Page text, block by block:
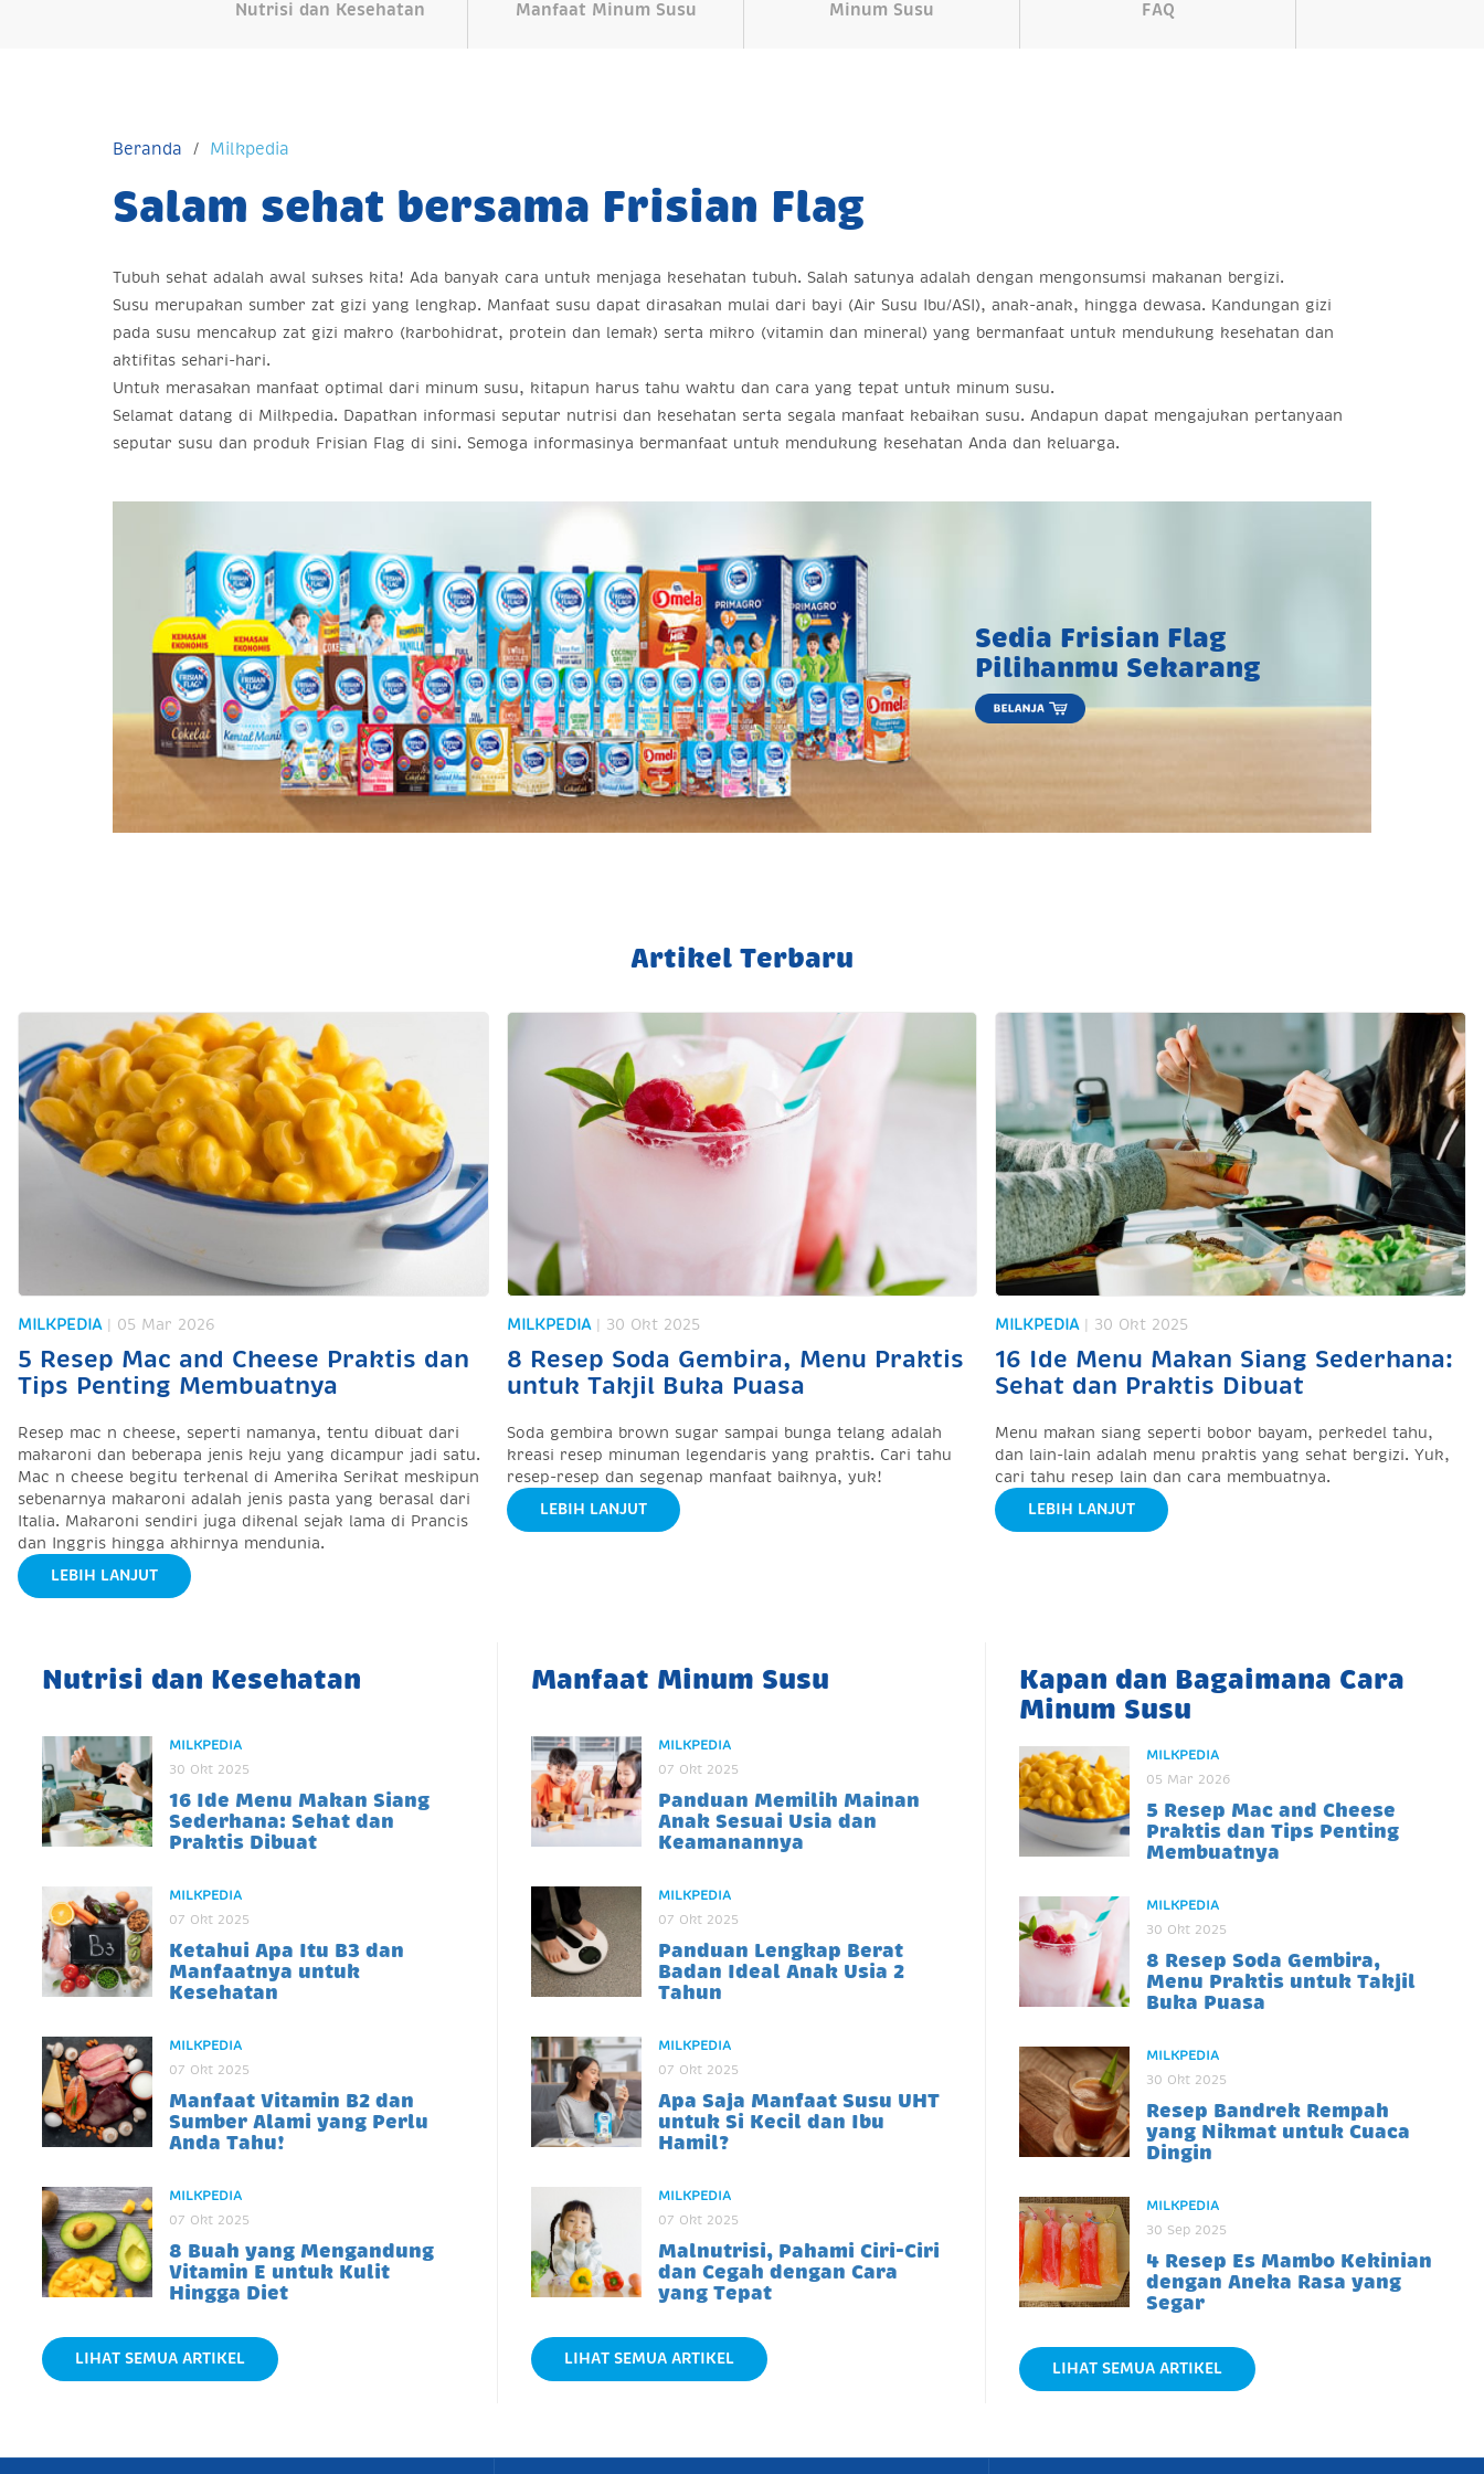
Nutrisi dan Kesehatan Manfaat Minum Susu Minum Susu FAQ
Beranda Milkpedia
Salam sehat bersama Frisian Flag
Tubuh sehat adalah awal sukses kita! Ada banyak cara untuk menjaga kesehatan tubuh. Salah satunya adalah dengan mengonsumsi makanan bergizi.
Susu merupakan sumber zat gizi yang lengkap. Manfaat susu dapat dirasakan mulai dari bayi (Air Susu Ibu/ASI), anak-anak, hingga dewasa. Kandungan gizi
pada susu mencakup zat gizi makro (karbohidrat, protein dan lemak) serta mikro (vitamin dan mineral) yang bermanfaat untuk mendukung kesehatan dan
aktifitas sehari-hari.
Untuk merasakan manfaat optimal dari minum susu, kitapun harus tahu waktu dan cara yang tepat untuk minum susu.
Selamat datang di Milkpedia. Dapatkan informasi seputar nutrisi dan kesehatan serta segala manfaat kebaikan susu. Andapun dapat mengajukan pertanyaan
seputar susu dan produk Frisian Flag di sini. Semoga informasinya bermanfaat untuk mendukung kesehatan Anda dan keluarga.
Sedia Frisian Flag
Pilihanmu Sekarang
Artikel Terbaru
MILKPEDIA | 05 Mar 2026
5 Resep Mac and Cheese Praktis dan
Tips Penting Membuatnya
Resep mac n cheese, seperti namanya, tentu dibuat dari
makaroni dan beberapa jenis keju yang dicampur jadi satu.
Mac n cheese begitu terkenal di Amerika Serikat meskipun
sebenarnya makaroni adalah jenis pasta yang berasal dari
Italia. Makaroni sendiri juga dikenal sejak lama di Prancis
dan Inggris hingga akhirnya mendunia.
LEBIH LANJUT
MILKPEDIA| 30 Okt 2025
8 Resep Soda Gembira, Menu Praktis
untuk Takjil Buka Puasa
Soda gembira brown sugar sampai bunga telang adalah
kreasi resep minuman legendaris yang praktis. Cari tahu
resep-resep dan segenap manfaat baiknya, yuk!
LEBIH LANJUT
MILKPEDIA | 30 Okt 2025
16 Ide Menu Makan Siang Sederhana:
Sehat dan Praktis Dibuat
Menu makan siang seperti bobor bayam, perkedel tahu,
dan lain-lain adalah menu praktis yang sehat bergizi. Yuk,
cari tahu resep lain dan cara membuatnya.
LEBIH LANJUT
Nutrisi dan Kesehatan
MILKPEDIA
30 Okt 2025
16 Ide Menu Makan Siang
Sederhana: Sehat dan
Praktis Dibuat
MILKPEDIA
07 Okt 2025
Ketahui Apa Itu B3 dan
Manfaatnya untuk
Kesehatan
MILKPEDIA
07 Okt 2025
Manfaat Vitamin B2 dan
Sumber Alami yang Perlu
Anda Tahu!
MILKPEDIA
07 Okt 2025
8 Buah yang Mengandung
Vitamin E untuk Kulit
Hingga Diet
LIHAT SEMUA ARTIKEL
Manfaat Minum Susu
MILKPEDIA
07 Okt 2025
Panduan Memilih Mainan
Anak Sesuai Usia dan
Keamanannya
MILKPEDIA
07 Okt 2025
Panduan Lengkap Berat
Badan Ideal Anak Usia 2
Tahun
MILKPEDIA
07 Okt 2025
Apa Saja Manfaat Susu UHT
untuk Si Kecil dan Ibu
Hamil?
MILKPEDIA
07 Okt 2025
Malnutrisi, Pahami Ciri-Ciri
dan Cegah dengan Cara
yang Tepat
LIHAT SEMUA ARTIKEL
Kapan dan Bagaimana Cara
Minum Susu
MILKPEDIA
05 Mar 2026
5 Resep Mac and Cheese
Praktis dan Tips Penting
Membuatnya
MILKPEDIA
30 Okt 2025
8 Resep Soda Gembira,
Menu Praktis untuk Takjil
Buka Puasa
MILKPEDIA
30 Okt 2025
Resep Bandrek Rempah
yang Nikmat untuk Cuaca
Dingin
MILKPEDIA
30 Sep 2025
4 Resep Es Mambo Kekinian
dengan Aneka Rasa yang
Segar
LIHAT SEMUA ARTIKEL